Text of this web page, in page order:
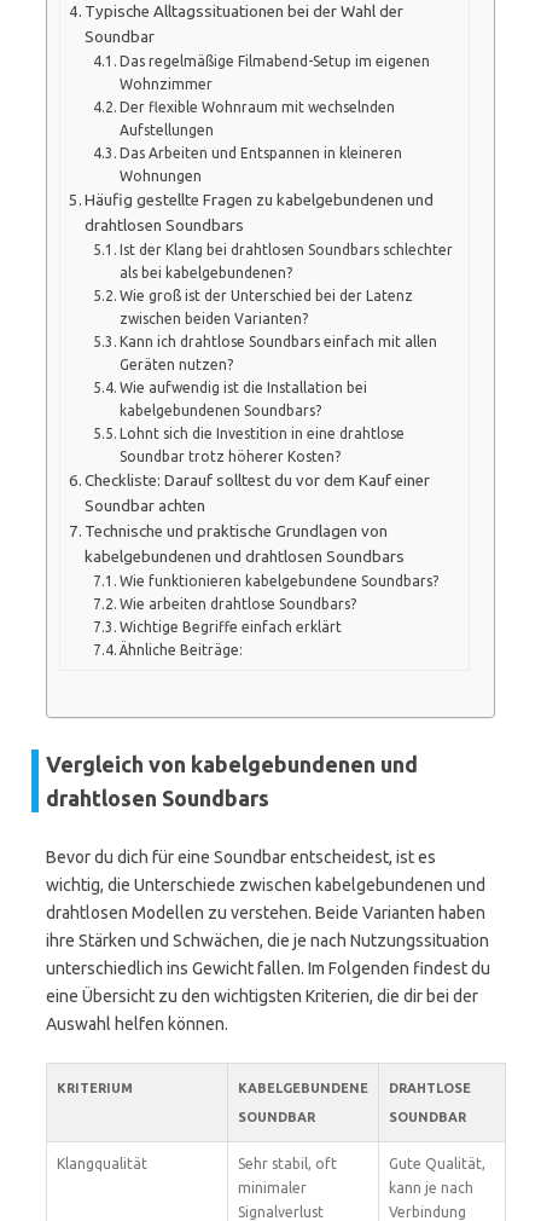
Typische Alltagssituationen bei der Wahl der
Soundbar
Das regelmäßige Filmabend-Setup im eigenen
Wohnzimmer
Der flexible Wohnraum mit wechselnden
Aufstellungen
Das Arbeiten und Entspannen in kleineren
Wohnungen
Häufig gestellte Fragen zu kabelgebundenen und
drahtlosen Soundbars
Ist der Klang bei drahtlosen Soundbars schlechter
als bei kabelgebundenen?
Wie groß ist der Unterschied bei der Latenz
zwischen beiden Varianten?
Kann ich drahtlose Soundbars einfach mit allen
Geräten nutzen?
Wie aufwendig ist die Installation bei
kabelgebundenen Soundbars?
Lohnt sich die Investition in eine drahtlose
Soundbar trotz höherer Kosten?
Checkliste: Darauf solltest du vor dem Kauf einer
Soundbar achten
Technische und praktische Grundlagen von
kabelgebundenen und drahtlosen Soundbars
Wie funktionieren kabelgebundene Soundbars?
Wie arbeiten drahtlose Soundbars?
Wichtige Begriffe einfach erklärt
Ähnliche Beiträge:
Vergleich von kabelgebundenen und
drahtlosen Soundbars
Bevor du dich für eine Soundbar entscheidest, ist es
wichtig, die Unterschiede zwischen kabelgebundenen und
drahtlosen Modellen zu verstehen. Beide Varianten haben
ihre Stärken und Schwächen, die je nach Nutzungssituation
unterschiedlich ins Gewicht fallen. Im Folgenden findest du
eine Übersicht zu den wichtigsten Kriterien, die dir bei der
Auswahl helfen können.
KRITERIUM
KABELGEBUNDENE
SOUNDBAR
DRAHTLOSE
SOUNDBAR
Klangqualität
Sehr stabil, oft
minimaler
Signalverlust
Gute Qualität,
kann je nach
Verbindung